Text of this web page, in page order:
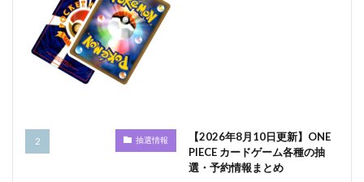
抽選情報
【2026年8月10日更新】ONE
PIECE カードゲーム各種の抽
選・予約情報まとめ